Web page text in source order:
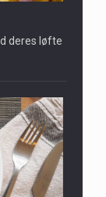
deres løfte